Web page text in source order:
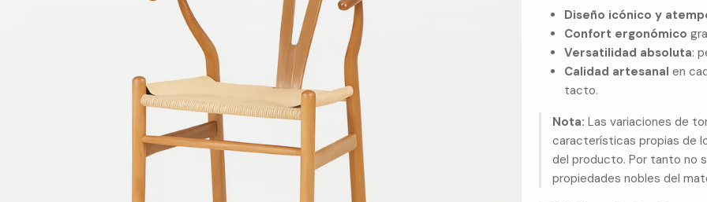
Diseño icónico y
Confort ergonómico
Versatilidad absoluta:
Calidad artesanal en
tacto.
Nota: Las variaciones de
características propias de
del producto. Por tanto no
propiedades nobles del